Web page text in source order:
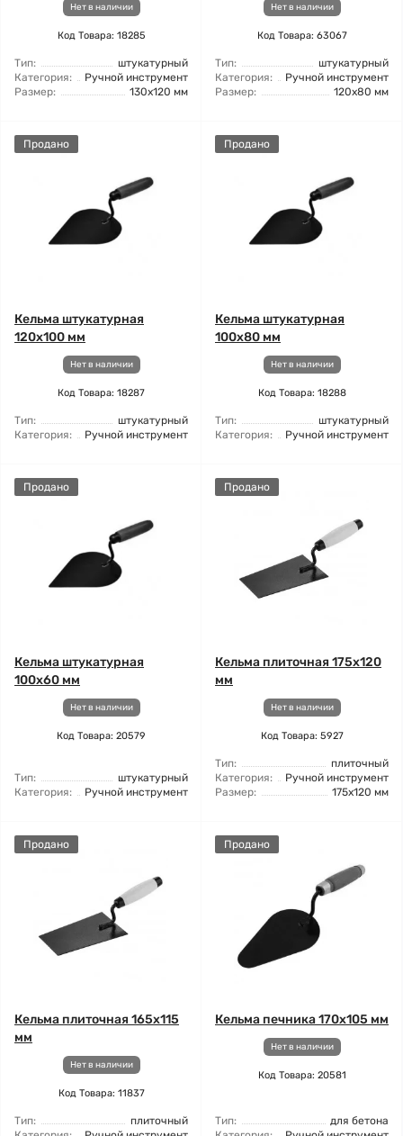
Нет в наличии
Код Товара: 18285
Тип:
штукатурный
Категория:
Ручной инструмент
Размер:
130x120 мм
Нет в наличии
Код Товара: 63067
Тип:
штукатурный
Категория:
Ручной инструмент
Размер:
120x80 мм
Продано
Кельма штукатурная
120x100 мм
Нет в наличии
Код Товара: 18287
Тип:
штукатурный
Категория:
Ручной инструмент
Продано
Кельма штукатурная
100x80 мм
Нет в наличии
Код Товара: 18288
Тип:
штукатурный
Категория:
Ручной инструмент
Продано
Кельма штукатурная
100x60 мм
Нет в наличии
Код Товара: 20579
Тип:
штукатурный
Категория:
Ручной инструмент
Продано
Кельма плиточная 175x120
мм
Нет в наличии
Код Товара: 5927
Тип:
плиточный
Категория:
Ручной инструмент
Размер:
175x120 мм
Продано
Кельма плиточная 165x115
мм
Нет в наличии
Код Товара: 11837
Тип:
плиточный
Продано
Кельма печника 170x105 мм
Нет в наличии
Код Товара: 20581
Тип:
для бетона